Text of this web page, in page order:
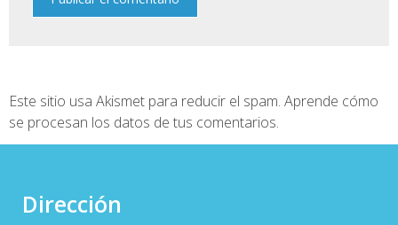
Este sitio usa Akismet para reducir el spam. Aprende cómo
se procesan los datos de tus comentarios.
Dirección